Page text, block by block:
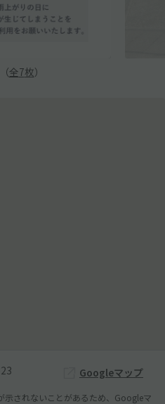
全7枚）
Googleマップ
されないことがあるため、Googleマ